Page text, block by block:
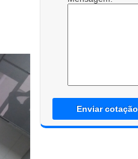
Enviar cotação